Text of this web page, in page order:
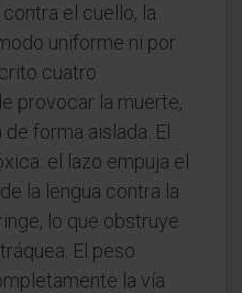
el cuello, la
uniforme ni por
cuatro
provocar la muerte,
forma aislada. El
el lazo empuja el
la lengua contra la
lo que obstruye
El peso
la vía